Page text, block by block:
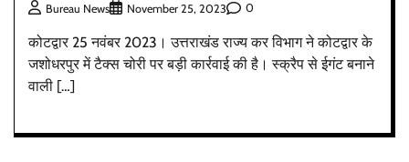
Bureau News November 25, 2023 0
कोटद्वार 25 नवंबर 2023। उत्तराखंड राज्य कर विभाग ने कोटद्वार के
जशोधरपुर में टैक्स चोरी पर बड़ी कार्रवाई की है। स्क्रैप से ईगंट बनाने
वाली […]